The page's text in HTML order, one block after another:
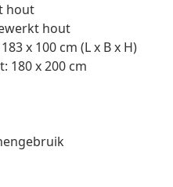
hout
hout
x 100 cm (L x B x H)
180 x 200 cm